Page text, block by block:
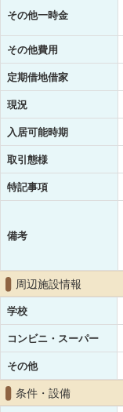
その他一時金
その他費用
定期借地借家
現況
入居可能時期
取引態様
特記事項
備考
周辺施設情報
学校
コンビニ・スーパー
その他
条件・設備